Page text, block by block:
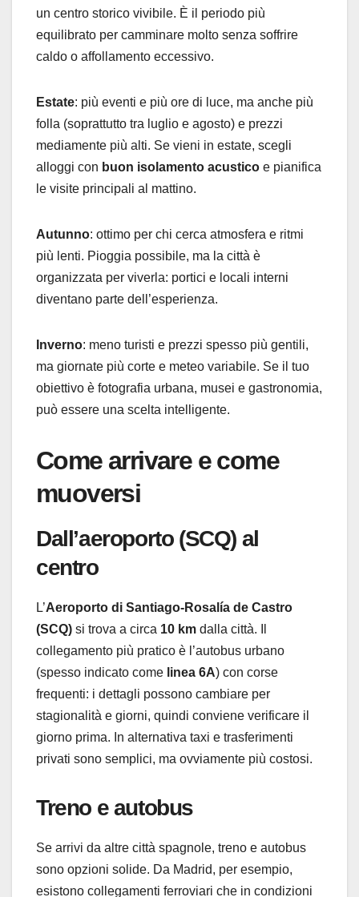
un centro storico vivibile. È il periodo più
equilibrato per camminare molto senza soffrire
caldo o affollamento eccessivo.
Estate: più eventi e più ore di luce, ma anche più
folla (soprattutto tra luglio e agosto) e prezzi
mediamente più alti. Se vieni in estate, scegli
alloggi con buon isolamento acustico e pianifica
le visite principali al mattino.
Autunno: ottimo per chi cerca atmosfera e ritmi
più lenti. Pioggia possibile, ma la città è
organizzata per viverla: portici e locali interni
diventano parte dell’esperienza.
Inverno: meno turisti e prezzi spesso più gentili,
ma giornate più corte e meteo variabile. Se il tuo
obiettivo è fotografia urbana, musei e gastronomia,
può essere una scelta intelligente.
Come arrivare e come
muoversi
Dall’aeroporto (SCQ) al
centro
L’Aeroporto di Santiago-Rosalía de Castro
(SCQ) si trova a circa 10 km dalla città. Il
collegamento più pratico è l’autobus urbano
(spesso indicato come linea 6A) con corse
frequenti: i dettagli possono cambiare per
stagionalità e giorni, quindi conviene verificare il
giorno prima. In alternativa taxi e trasferimenti
privati sono semplici, ma ovviamente più costosi.
Treno e autobus
Se arrivi da altre città spagnole, treno e autobus
sono opzioni solide. Da Madrid, per esempio,
esistono collegamenti ferroviari che in condizioni